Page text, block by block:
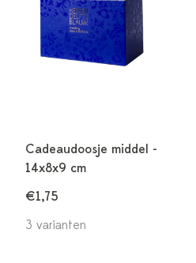
Cadeaudoosje middel -
14x8x9 cm
€1,75
3 varianten